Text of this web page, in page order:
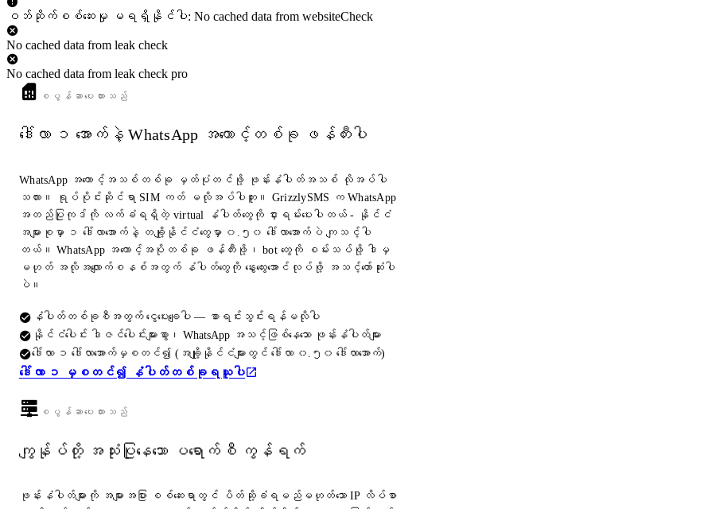
ဝဘ်ဆိုက်စစ်ဆေးမှု မရရှိနိုင်ပါ: No cached data from websiteCheck
No cached data from leak check
No cached data from leak check pro
စပွန်ဆာပေးထားသည်
ဒေါ်လာ ၁ အောက်နဲ့ WhatsApp အကောင့်တစ်ခု ဖန်တီးပါ
WhatsApp အကောင့်အသစ်တစ်ခု မှတ်ပုံတင်ဖို့ ဖုန်းနံပါတ်အသစ် လိုအပ်ပါ
သလား။ ရုပ်ပိုင်းဆိုင်ရာ SIM ကတ် မလိုအပ်ပါဘူး။ GrizzlySMS က WhatsApp
အတည်ပြုကုဒ်ကို လက်ခံရရှိတဲ့ virtual နံပါတ်တွေကို ငှားရမ်းပေးပါတယ် - နိုင်ငံ
အများစုမှာ ၁ ဒေါ်လာအောက်နဲ့ တချို့နိုင်ငံတွေမှာ ၀.၅၀ ဒေါ်လာအောက်ပဲ ကျသင့်ပါ
တယ်။ WhatsApp အကောင့်အပိုတစ်ခု ဖန်တီးဖို့၊ bot တွေကို စမ်းသပ်ဖို့ ဒါမှ
မဟုတ် အလိုအလျောက်စနစ်အတွက် နံပါတ်တွေကို နွေးထွေးအောင်လုပ်ဖို့ အသင့်တော်ဆုံးပါ
ပဲ။
နံပါတ်တစ်ခုစီအတွက် ငွေပေးချေပါ — စာရင်းသွင်းရန်မလိုပါ
နိုင်ငံပေါင်း ဒါဇင်ပေါင်းများစွာ၊ WhatsApp အသင့်ဖြစ်နေသော ဖုန်းနံပါတ်များ
ဒေါ်လာ ၁ ဒေါ်လာအောက်မှစတင်၍ (အချို့နိုင်ငံများတွင် ဒေါ်လာ ၀.၅၀ ဒေါ်လာအောက်)
ဒေါ်လာ ၁ မှစတင်၍ နံပါတ်တစ်ခုရယူပါ
စပွန်ဆာပေးထားသည်
ကျွန်ုပ်တို့ အသုံးပြုနေသော ပရောက်စီ ကွန်ရက်
ဖုန်းနံပါတ်များကို အများအပြား စစ်ဆေးရာတွင် ပိတ်ဆို့ခံရမည်မဟုတ်သော IP လိပ်စာ